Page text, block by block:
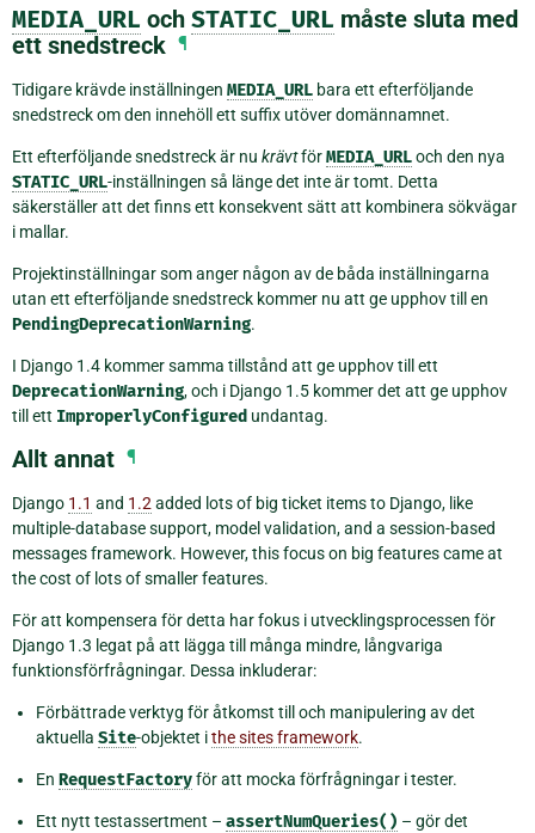
MEDIA_URL och STATIC_URL måste sluta med
ett snedstreck ¶
Tidigare krävde inställningen MEDIA_URL bara ett efterföljande
snedstreck om den innehöll ett suffix utöver domännamnet.
Ett efterföljande snedstreck är nu krävtförMEDIA_URLoch den nya
STATIC_URL-inställningen så länge det inte är tomt. Detta
säkerställer att det finns ett konsekvent sätt att kombinera sökvägar
i mallar.
Projektinställningar som anger någon av de båda inställningarna
utan ett efterföljande snedstreck kommer nu att ge upphov till en
PendingDeprecationWarning.
I Django 1.4 kommer samma tillstånd att ge upphov till ett
DeprecationWarning, och i Django 1.5 kommer det att ge upphov
till ett ImproperlyConfigured undantag.
Allt annat ¶
Django 1.1 and 1.2 added lots of big ticket items to Django, like
multiple-database support, model validation, and a session-based
messages framework. However, this focus on big features came at
the cost of lots of smaller features.
För att kompensera för detta har fokus i utvecklingsprocessen för
Django 1.3 legat på att lägga till många mindre, långvariga
funktionsförfrågningar. Dessa inkluderar:
Förbättrade verktyg för åtkomst till och manipulering av det
aktuella Site-objektet ithe sites framework.
En RequestFactoryför att mocka förfrågningar i tester.
Ett nytt testassertment – assertNumQueries() – gör det